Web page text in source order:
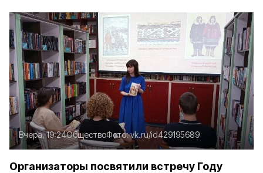
Вчера, 19:24ОбществоФото:vk.ru/id429195689
Организаторы посвятили встречу Году